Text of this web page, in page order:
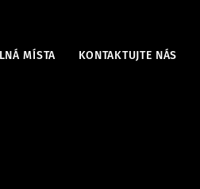
MÍSTA KONTAKTUJTE NÁS